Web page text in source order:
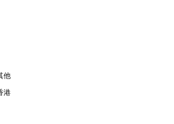
他
港